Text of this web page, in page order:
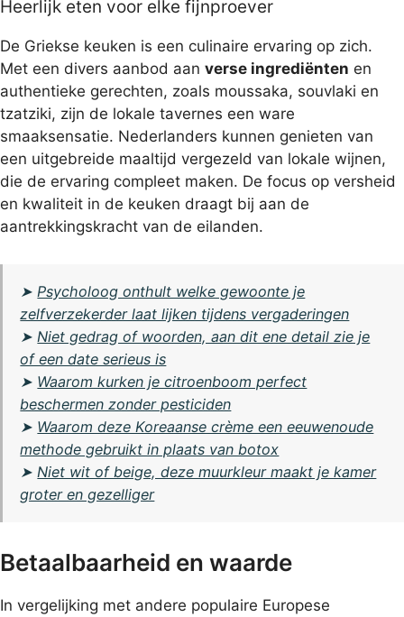
Heerlijk eten voor elke fijnproever
De Griekse keuken is een culinaire ervaring op zich.
Met een divers aanbod aan verse ingrediënten en
authentieke gerechten, zoals moussaka, souvlaki en
tzatziki, zijn de lokale tavernes een ware
smaaksensatie. Nederlanders kunnen genieten van
een uitgebreide maaltijd vergezeld van lokale wijnen,
die de ervaring compleet maken. De focus op versheid
en kwaliteit in de keuken draagt bij aan de
aantrekkingskracht van de eilanden.
➤ Psycholoog onthult welke gewoonte je
zelfverzekerder laat lijken tijdens vergaderingen
➤ Niet gedrag of woorden, aan dit ene detail zie je
of een date serieus is
➤ Waarom kurken je citroenboom perfect
beschermen zonder pesticiden
➤ Waarom deze Koreaanse crème een eeuwenoude
methode gebruikt in plaats van botox
➤ Niet wit of beige, deze muurkleur maakt je kamer
groter en gezelliger
Betaalbaarheid en waarde
In vergelijking met andere populaire Europese